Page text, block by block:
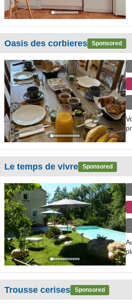
Oasis des corbieres Sponsored
Le temps de vivre Sponsored
Trousse cerises Sponsored